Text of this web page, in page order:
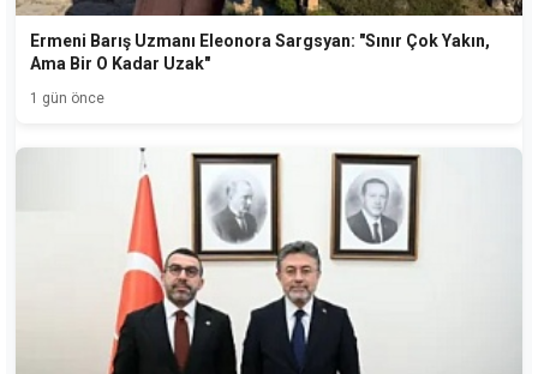
Ermeni Barış Uzmanı Eleonora Sargsyan: "Sınır Çok Yakın,
Ama Bir O Kadar Uzak"
1 gün önce